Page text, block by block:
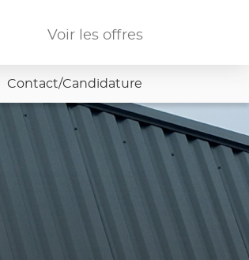
Voir les offres
Contact/Candidature